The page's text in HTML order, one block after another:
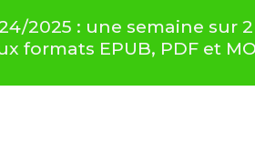
2025 : une semaine sur
formats EPUB, PDF et